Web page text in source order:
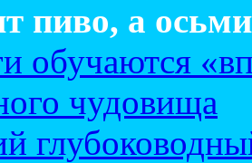
пиво, а
обучаются
чудовища